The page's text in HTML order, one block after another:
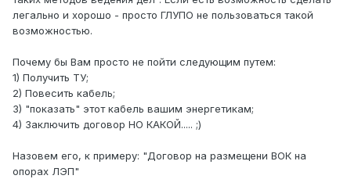
легально и хорошо - просто ГЛУПО не пользоваться такой
возможностью.
Почему бы Вам просто не пойти следующим путем:
1) Получить ТУ;
2) Повесить кабель;
3) "показать" этот кабель вашим энергетикам;
4) Заключить договор НО КАКОЙ..... ;)
Назовем его, к примеру: "Договор на размещени ВОК на
опорах ЛЭП"